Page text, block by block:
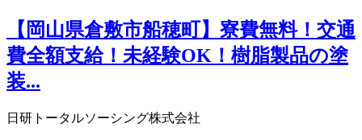
【岡山県倉敷市船穂町】寮費無料！交通
費全額支給！未経験OK！樹脂製品の塗
装...
日研トータルソーシング株式会社